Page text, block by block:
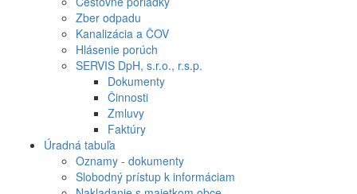
Zber odpadu
Kanalizácia a ČOV
Hlásenie porúch
SERVIS DpH, s.r.o., r.s.p.
Dokumenty
Činnosti
Zmluvy
Faktúry
Úradná tabuľa
Oznamy - dokumenty
Slobodný prístup k informáciam